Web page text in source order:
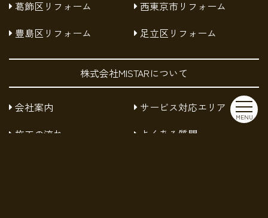
MENU
葛飾区リフォーム
西東京市リフォーム
豊島区リフォーム
足立区リフォーム
株式会社MISTARについて
会社案内
サービス対応エリア
施工の流れ
よくある質問